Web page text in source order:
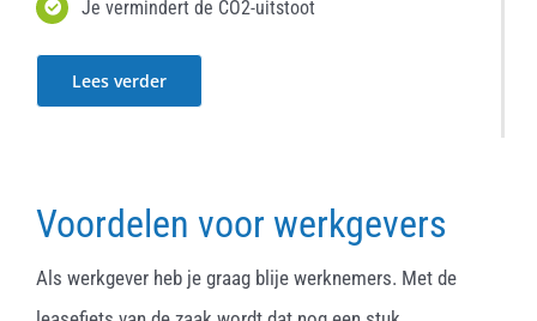
Je vermindert de CO2-uitstoot
Lees verder
Voordelen voor werkgevers
Als werkgever heb je graag blije werknemers. Met de